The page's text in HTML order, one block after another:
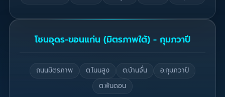
โซนอุดร-ขอนแก่น (มิตรภาพใต้) - กุมภวาปี
ถนนมิตรภาพ ต.โนนสูง ต.บ้านจั่น
อ.กุมภวาปี
ต.พันดอน